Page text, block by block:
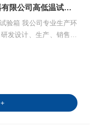
MHU-1000L上海培因实验仪器有限公司高低温试验箱
业生产环
发设计、生产、销售于
、耐湿的性能。本机采
操作简单，程序编辑容
数据、执行及设定程序
刻自动显示故障原因及